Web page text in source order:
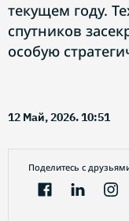
текущем году.
спутников
особую
12 Май, 2026. 10:51
Поделитесь с